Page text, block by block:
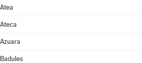
Atea
Ateca
Azuara
Badules